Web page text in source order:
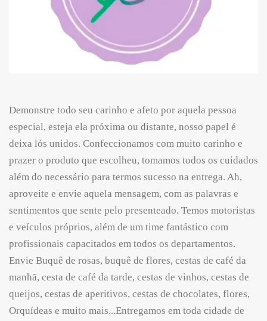
Demonstre todo seu carinho e afeto por aquela pessoa
especial, esteja ela próxima ou distante, nosso papel é
deixa lós unidos. Confeccionamos com muito carinho e
prazer o produto que escolheu, tomamos todos os cuidados
além do necessário para termos sucesso na entrega. Ah,
aproveite e envie aquela mensagem, com as palavras e
sentimentos que sente pelo presenteado. Temos motoristas
e veículos próprios, além de um time fantástico com
profissionais capacitados em todos os departamentos.
Envie Buquê de rosas, buquê de flores, cestas de café da
manhã, cesta de café da tarde, cestas de vinhos, cestas de
queijos, cestas de aperitivos, cestas de chocolates, flores,
Orquídeas e muito mais...Entregamos em toda cidade de